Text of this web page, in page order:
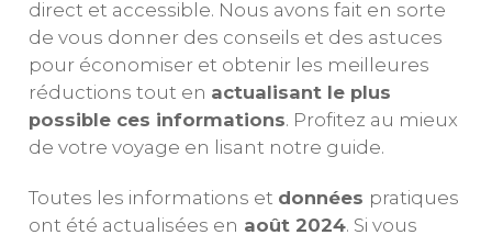
une expérience
incontournable
pendant le
régime nazi.
direct et accessible. Nous avons fait en sorte
de vous donner des conseils et des astuces
pour économiser et obtenir les meilleures
réductions tout en actualisant le plus
possible ces informations. Profitez au mieux
de votre voyage en lisant notre guide.
Toutes les informations et données pratiques
ont été actualisées en août 2024. Si vous